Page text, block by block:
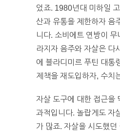
었죠. 1980년대 미하일
산과 유통을 제한하자 음
니다. 소비에트 연방이
라지자 음주와 자살은 다
에 블라디미르 푸틴 대통
제책을 재도입하자, 수치
자살 도구에 대한 접근을
과적입니다. 놀랍게도 자
가 많죠. 자살을 시도했